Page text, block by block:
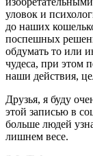
уловок и
до наших
поспешных
обдумать то или
чудеса, при этом
наши действия,
Друзья, я буду
этой записью в
больше людей
лишнем весе.